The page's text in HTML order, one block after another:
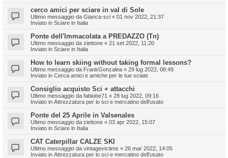
cerco amici per sciare in val di Sole
Ultimo messaggio da Gianca-sci « 01 nov 2022, 21:37
Inviato in Sciare in Italia
Ponte dell'Immacolata a PREDAZZO (Tn)
Ultimo messaggio da ziettone « 21 set 2022, 11:20
Inviato in Sciare in Italia
How to learn skiing without taking formal lessons?
Ultimo messaggio da FrankGonzalea « 29 lug 2022, 08:49
Inviato in Cerca amici e amiche per le tue sciate
Consiglio acquisto Sci + attacchi
Ultimo messaggio da fabiobe71 « 28 lug 2022, 09:16
Inviato in Attrezzatura per lo sci e mercatino dell'usato
Ponte del 25 Aprile in Valsenales
Ultimo messaggio da ziettone « 03 apr 2022, 15:07
Inviato in Sciare in Italia
CAT Caterpillar CALZE SKI
Ultimo messaggio da vintagevictims « 26 mar 2022, 14:05
Inviato in Attrezzatura per lo sci e mercatino dell'usato